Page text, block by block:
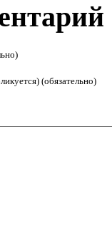
(обязательно)